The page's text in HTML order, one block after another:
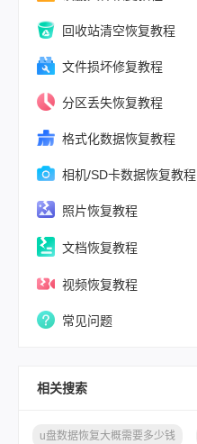
回收站清空恢复教程
文件损坏修复教程
分区丢失恢复教程
格式化数据恢复教程
相机/SD卡数据恢复教程
照片恢复教程
文档恢复教程
视频恢复教程
常见问题
相关搜索
u盘数据恢复大概需要多少钱